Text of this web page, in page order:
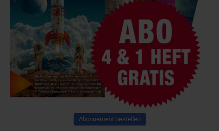
Abonnement bestellen